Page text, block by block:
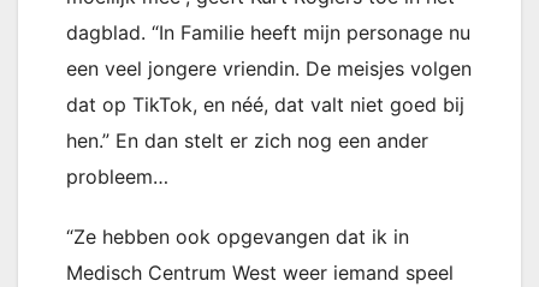
dagblad. “In Familie heeft mijn personage nu
een veel jongere vriendin. De meisjes volgen
dat op TikTok, en néé, dat valt niet goed bij
hen.” En dan stelt er zich nog een ander
probleem…
“Ze hebben ook opgevangen dat ik in
Medisch Centrum West weer iemand speel